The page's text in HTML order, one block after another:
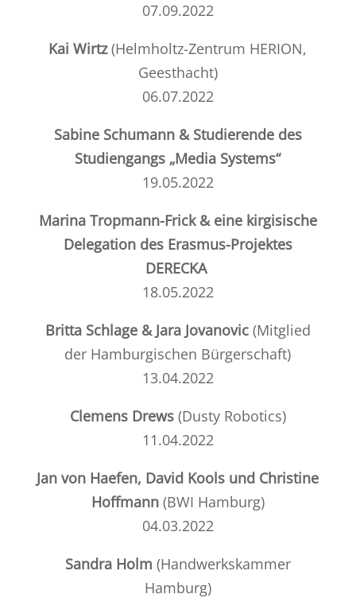
07.09.2022
Kai Wirtz(Helmholtz-Zentrum HERION,
Geesthacht)
06.07.2022
Sabine Schumann & Studierende des
Studiengangs „Media Systems“
19.05.2022
Marina Tropmann-Frick & eine kirgisische
Delegation des Erasmus-Projektes
DERECKA
18.05.2022
Britta Schlage & Jara Jovanovic (Mitglied
der Hamburgischen Bürgerschaft)
13.04.2022
Clemens Drews (Dusty Robotics)
11.04.2022
Jan von Haefen, David Kools und Christine
Hoffmann (BWI Hamburg)
04.03.2022
Sandra Holm (Handwerkskammer
Hamburg)